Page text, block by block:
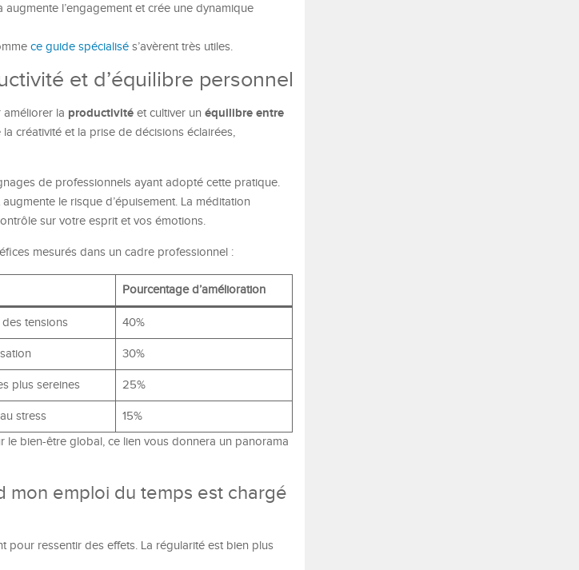
l’engagement et crée une dynamique
ce guide spécialisé s’avèrent très utiles.
et d’équilibre personnel
améliorer la productivité et cultiver un équilibre entre
la créativité et la prise de décisions éclairées,
de professionnels ayant adopté cette pratique.
le risque d’épuisement. La méditation
sur votre esprit et vos émotions.
mesurés dans un cadre professionnel :
Pourcentage d’amélioration
des tensions 40%
30%
plus sereines 25%
stress
15%
le bien-être global, ce lien vous donnera un panorama
mon emploi du temps est chargé
pour ressentir des effets. La régularité est bien plus